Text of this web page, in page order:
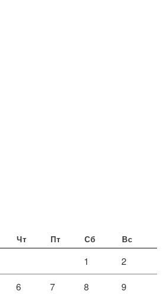
Чт Пт Сб Вс
1 2
6 7 8 9